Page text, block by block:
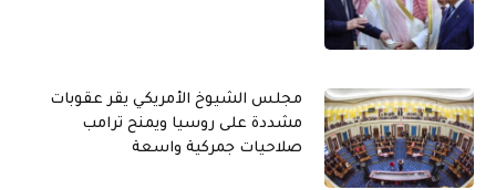
مجلس الشيوخ الأمريكي يقر عقوبات
مشددة على روسيا ويمنح ترامب
صلاحيات جمركية واسعة